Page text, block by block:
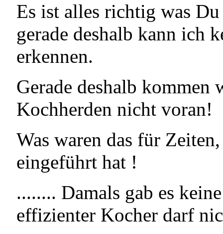
Es ist alles richtig was
gerade deshalb kann ich
erkennen.
Gerade deshalb
Kochherden nicht voran!
Was waren das für
eingeführt hat !
........ Damals gab es
effizienter Kocher darf